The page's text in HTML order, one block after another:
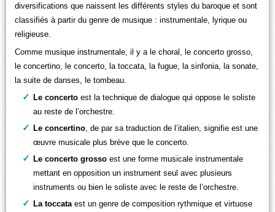
diversifications que naissent les différents styles du baroque et sont
classifiés à partir du genre de musique : instrumentale, lyrique ou
religieuse.
Comme musique instrumentale, il y a le choral, le concerto grosso,
le concertino, le concerto, la toccata, la fugue, la sinfonia, la sonate,
la suite de danses, le tombeau.
Le concerto est la technique de dialogue qui oppose le soliste
au reste de l’orchestre.
Le concertino , de par sa traduction de l’italien, signifie est une
œuvre musicale plus brève que le concerto.
Le concerto grosso est une forme musicale instrumentale
mettant en opposition un instrument seul avec plusieurs
instruments ou bien le soliste avec le reste de l’orchestre.
La toccataest un genre de composition rythmique et virtuose